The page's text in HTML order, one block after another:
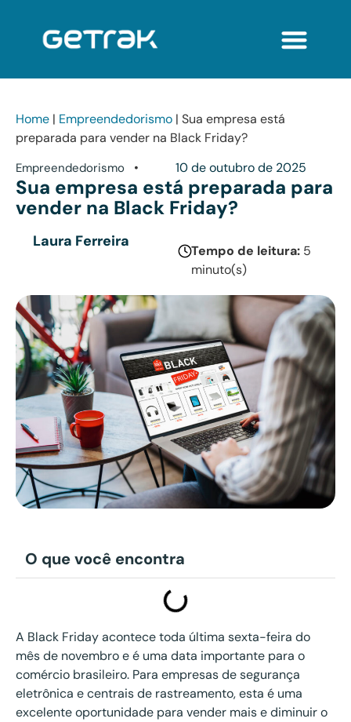
Home | Empreendedorismo | Sua empresa está
preparada para vender na Black Friday?
Empreendedorismo • 10 de outubro de 2025
Sua empresa está preparada para
vender na Black Friday?
Laura Ferreira
Tempo de leitura: 5
minuto(s)
O que você encontra
A Black Friday acontece toda última sexta-feira do
mês de novembro e é uma data importante para o
comércio brasileiro. Para empresas de segurança
eletrônica e centrais de rastreamento, esta é uma
excelente oportunidade para vender mais e diminuir o